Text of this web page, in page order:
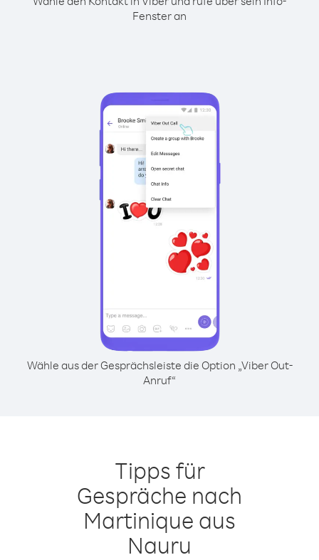
Fenster an
Wähle aus der Gesprächsleiste die Option „Viber Out-
Anruf“
Tipps für
Gespräche nach
Martinique aus
Nauru